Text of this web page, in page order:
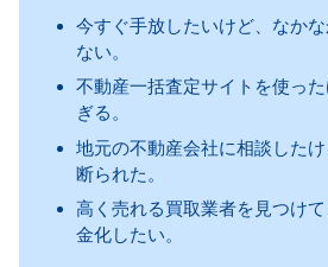
今すぐ手放したいけど、なか
ない。
不動産一括査定サイトを使っ
ぎる。
地元の不動産会社に相談した
断られた。
高く売れる買取業者を見つけ
金化したい。